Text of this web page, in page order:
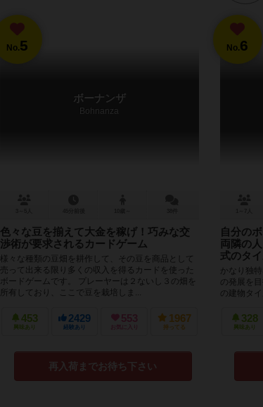
No.5
ボーナンザ
Bohnanza
色々な豆を揃えて大金を稼げ！巧みな交
渉術が要求されるカードゲーム
様々な種類の豆畑を耕作して、その豆を商品として
売って出来る限り多くの収入を得るカードを使った
ボードゲームです。 プレーヤーは２ないし３の畑を
所有しており、ここで豆を栽培しま...
453
興味あり
2429
経験あり
553
お気に入り
1967
持ってる
再入荷までお待ち下さい
No.6
自分の
両隣の
式のタ
かなり独
の発展を
の建物タ
328
興味あり